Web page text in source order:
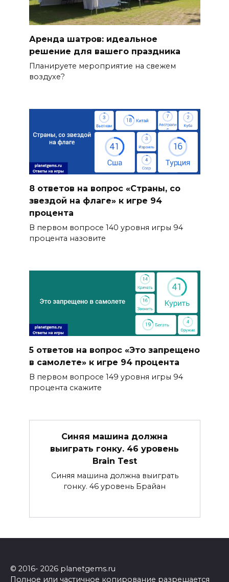
Аренда шатров: идеальное
решение для вашего праздника
Планируете мероприятие на свежем
воздухе?
8 ответов на вопрос «Страны, со
звездой на флаге» к игре 94
процента
В первом вопросе 140 уровня игры 94
процента назовите
5 ответов на вопрос «Это запрещено
в самолете» к игре 94 процента
В первом вопросе 149 уровня игры 94
процента скажите
Синяя машина должна
выиграть гонку. 46 уровень
Brain Test
Синяя машина должна выиграть
гонку. 46 уровень Брайан
© 2016- 2026 planetgems.ru
Полное или частичное копирование разрешается